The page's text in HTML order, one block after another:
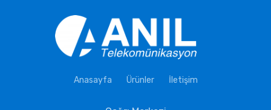
Anasayfa Ürünler İletişim